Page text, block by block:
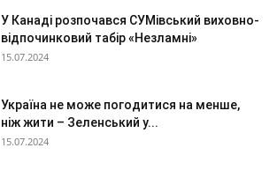
У Канаді розпочався СУМівський виховно-
відпочинковий табір «Незламні»
15.07.2024
Україна не може погодитися на менше,
ніж жити – Зеленський у...
15.07.2024